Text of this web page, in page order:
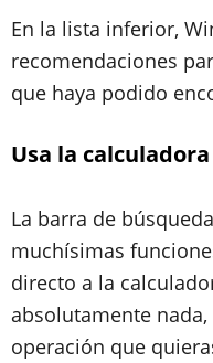
En la lista inferior,
recomendaciones
que haya podido
Usa la
La barra de
muchísimas
directo a la
absolutamente
operación que